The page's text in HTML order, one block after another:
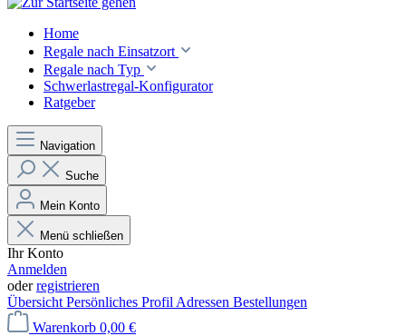
Home
Regale nach Einsatzort
Regale nach Typ
Schwerlastregal-Konfigurator
Ratgeber
Navigation
Suche
Mein Konto
Menü schließen
Ihr Konto
Anmelden
oderregistrieren
Übersicht Persönliches Profil Adressen Bestellungen
Warenkorb 0,00 €